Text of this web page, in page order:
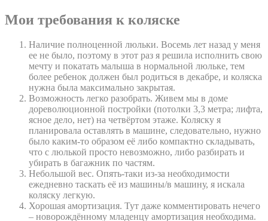
Мои требования к коляске
Наличие полноценной люльки. Восемь лет назад у меня
ее не было, поэтому в этот раз я решила исполнить свою
мечту и покатать малыша в нормальной люльке, тем
более ребенок должен был родиться в декабре, и коляска
нужна была максимально закрытая.
Возможность легко разобрать. Живем мы в доме
дореволюционной постройки (потолки 3,3 метра; лифта,
ясное дело, нет) на четвёртом этаже. Коляску я
планировала оставлять в машине, следовательно, нужно
было каким-то образом её либо компактно складывать,
что с люлькой просто невозможно, либо разбирать и
убирать в багажник по частям.
Небольшой вес. Опять-таки из-за необходимости
ежедневно таскать её из машины/в машину, я искала
коляску легкую.
Хорошая амортизация. Тут даже комментировать нечего
– новорождённому младенцу амортизация необходима.